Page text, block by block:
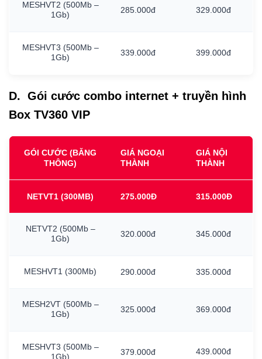
MESHVT2 (500Mb –
1Gb)
285.000đ 329.000đ
MESHVT3 (500Mb –
1Gb)
339.000đ 399.000đ
D. Gói cước combo internet + truyền hình
Box TV360 VIP
GÓI CƯỚC (BĂNG
THÔNG)
GIÁ NGOẠI
THÀNH
GIÁ NỘI
THÀNH
NETVT1 (300MB) 275.000Đ 315.000Đ
NETVT2 (500Mb –
1Gb)
320.000đ 345.000đ
MESHVT1 (300Mb) 290.000đ 335.000đ
MESH2VT (500Mb –
1Gb)
325.000đ 369.000đ
MESHVT3 (500Mb –
1Gb)
379.000đ 439.000đ